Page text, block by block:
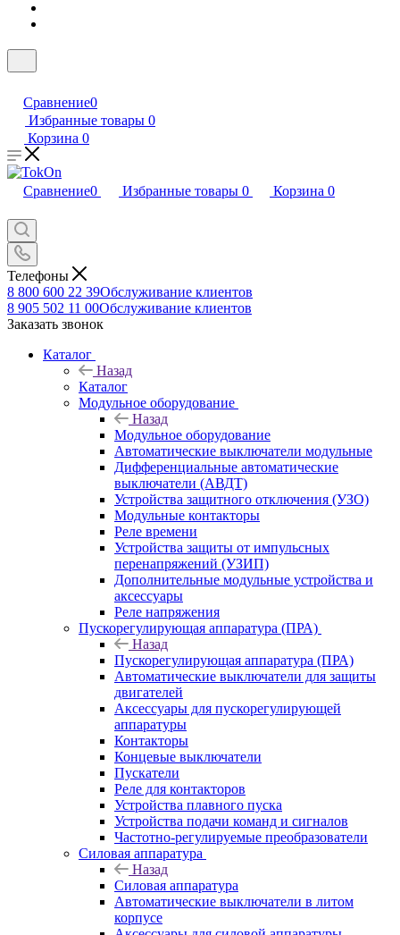
Сравнение0
Избранные товары 0
Корзина 0
Сравнение0 Избранные товары 0 Корзина 0
Телефоны
8 800 600 22 39Обслуживание клиентов
8 905 502 11 00Обслуживание клиентов
Заказать звонок
Каталог
Назад
Каталог
Модульное оборудование
Назад
Модульное оборудование
Автоматические выключатели модульные
Дифференциальные автоматические
выключатели (АВДТ)
Устройства защитного отключения (УЗО)
Модульные контакторы
Реле времени
Устройства защиты от импульсных
перенапряжений (УЗИП)
Дополнительные модульные устройства и
аксессуары
Реле напряжения
Пускорегулирующая аппаратура (ПРА)
Назад
Пускорегулирующая аппаратура (ПРА)
Автоматические выключатели для защиты
двигателей
Аксессуары для пускорегулирующей
аппаратуры
Контакторы
Концевые выключатели
Пускатели
Реле для контакторов
Устройства плавного пуска
Устройства подачи команд и сигналов
Частотно-регулируемые преобразователи
Силовая аппаратура
Назад
Силовая аппаратура
Автоматические выключатели в литом
корпусе